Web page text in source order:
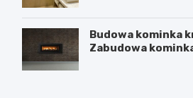
Budowa kominka
Zabudowa